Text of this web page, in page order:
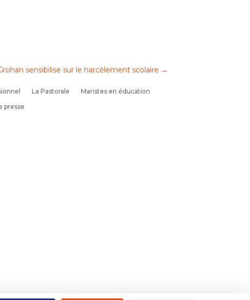
sensibilise sur le harcèlement scolaire →
La Pastorale
Maristes en éducation
presse